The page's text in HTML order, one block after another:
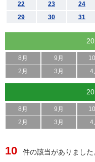
22
23 24
29
30 31
8月 9月
2月
3月 4
8月 9月
2月
3月 4
10 件の該当がありました